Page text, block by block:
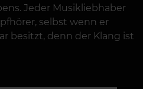
Jeder Musikliebhaber
selbst wenn er
besitzt, denn der Klang ist